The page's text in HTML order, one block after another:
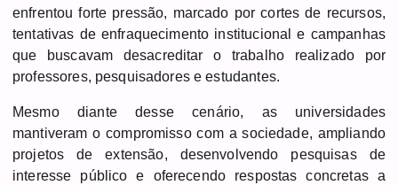
enfrentou forte pressão, marcado por cortes de recursos,
tentativas de enfraquecimento institucional e campanhas
que buscavam desacreditar o trabalho realizado por
professores, pesquisadores e estudantes.
Mesmo diante desse cenário, as universidades
mantiveram o compromisso com a sociedade, ampliando
projetos de extensão, desenvolvendo pesquisas de
interesse público e oferecendo respostas concretas a